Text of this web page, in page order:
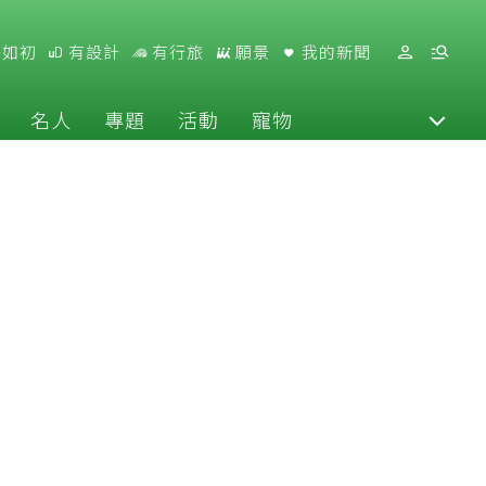
初 有設計 有行旅 願景 我的新聞
名人 專題 活動 寵物